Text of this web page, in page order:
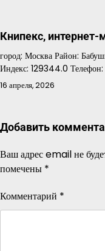
Книпекс, интернет-
город: Москва Район:
Индекс: 129344.0
16 апреля, 2026
Добавить
Ваш адрес email не
помечены *
Комментарий *